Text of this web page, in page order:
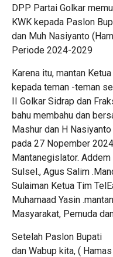
DPP Partai Golkar
KWK kepada Paslon
dan Muh Nasiyanto
Periode 2024-2029
Karena itu, mantan
kepada teman -teman
II Golkar Sidrap dan
bahu membahu dan
Mashur dan H
pada 27 Nopember
Mantanegislator.
Sulsel., Agus Salim
Sulaiman Ketua Tim
Muhamaad Yasin
Masyarakat, Pemuda
Setelah Paslon Bupati
dan Wabup kita, (